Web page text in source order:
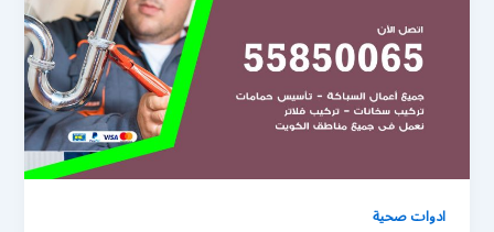
ادوات صحية